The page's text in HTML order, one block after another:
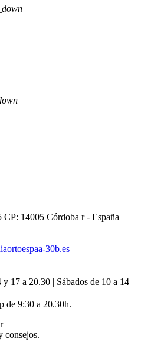
14005 Córdoba r - España
30b.es
17 a 20.30 | Sábados de 10 a 14
de 9:30 a 20.30h.
consejos.